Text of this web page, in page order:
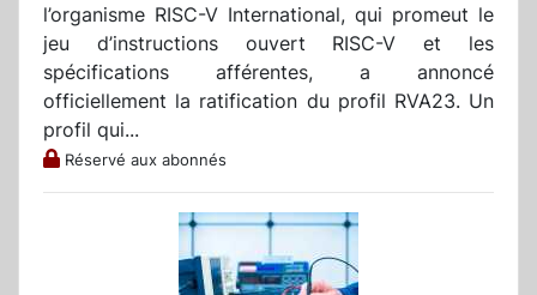
l’organisme RISC-V International, qui promeut le
jeu d’instructions ouvert RISC-V et les
spécifications afférentes, a annoncé
officiellement la ratification du profil RVA23. Un
profil qui...
Réservé aux abonnés